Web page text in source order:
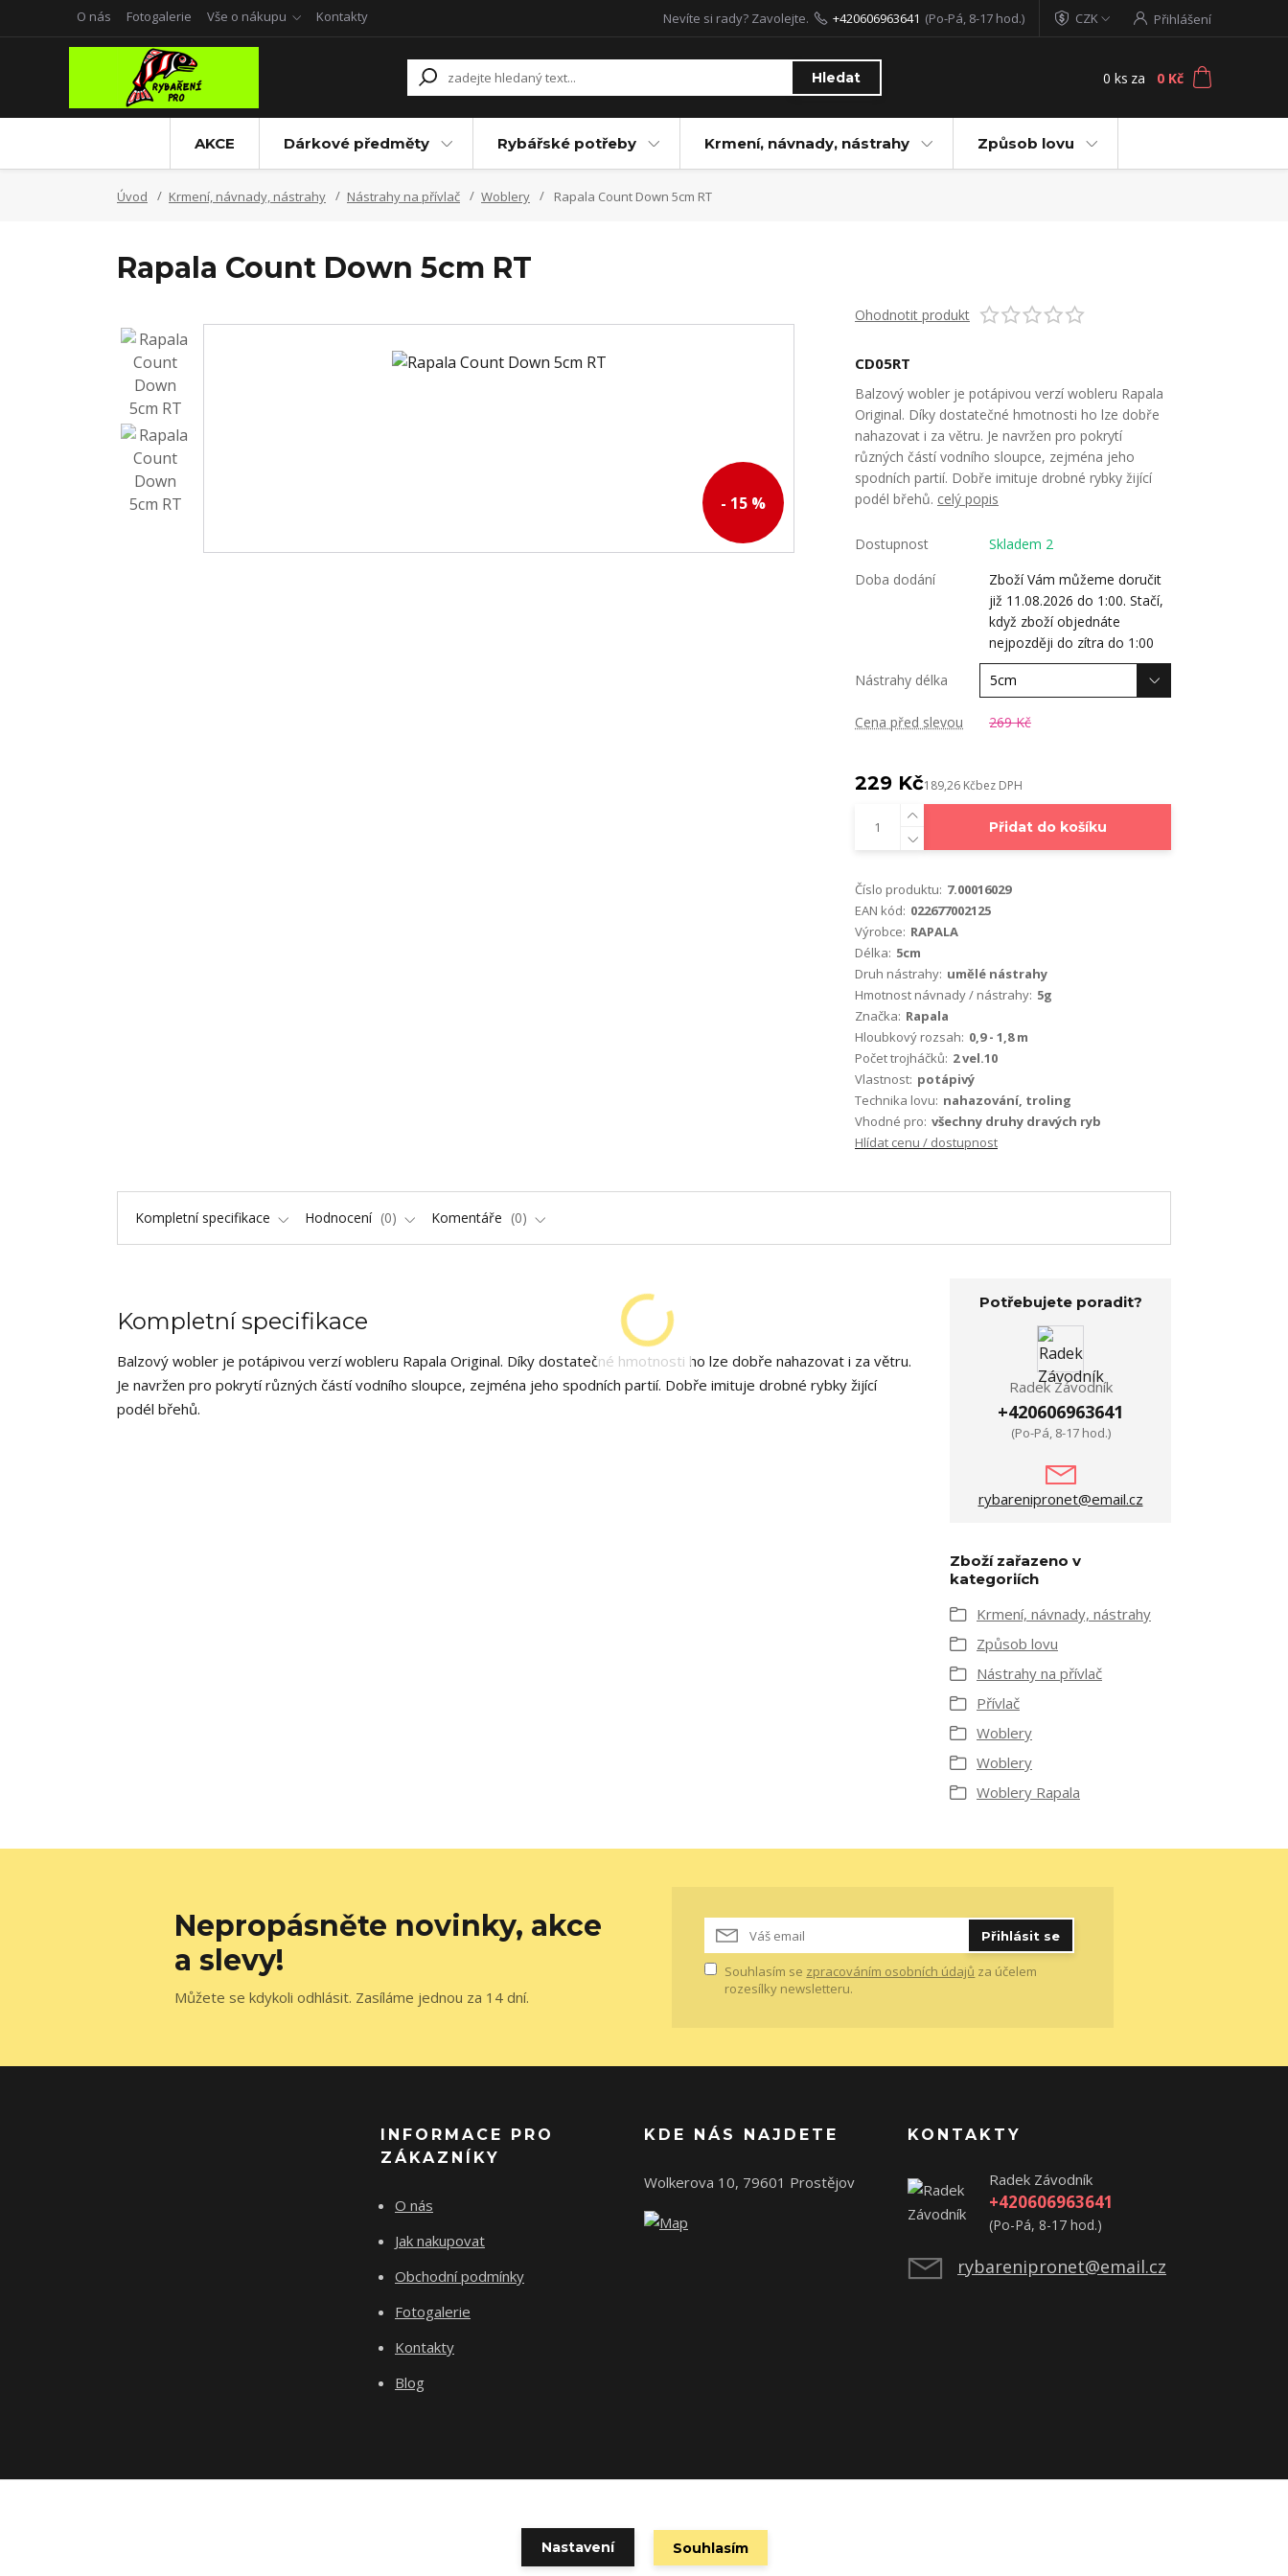
O nás Fotogalerie Vše o nákupu Kontakty CZK Přihlášení
Hledat
Nevíte si rady? Zavolejte. +420606963641 (Po-Pá, 8-17 hod.)
0 ks za 0 Kč
AKCE Dárkové předměty Rybářské potřeby Krmení, návnady, nástrahy Způsob lovu
Úvod Krmení, návnady, nástrahy Nástrahy na přívlač Woblery Rapala Count Down 5cm RT
Rapala Count Down 5cm RT
- 15 %
Ohodnotit produkt
CD05RT
Balzový wobler je potápivou verzí wobleru Rapala
Original. Díky dostatečné hmotnosti ho lze dobře
nahazovat i za větru. Je navržen pro pokrytí
různých částí vodního sloupce, zejména jeho
spodních partií. Dobře imituje drobné rybky žijící
podél břehů. celý popis
Dostupnost
Skladem 2
Doba dodání
Zboží Vám můžeme doručit
již 11.08.2026 do 1:00. Stačí,
když zboží objednáte
nejpozději do zítra do 1:00
Nástrahy délka
Cena před slevou 269 Kč
229 Kč189,26 Kčbez DPH
Přidat do košíku
Číslo produktu: 7.00016029
EAN kód: 022677002125
Výrobce: RAPALA
Délka: 5cm
Druh nástrahy: umělé nástrahy
Hmotnost návnady / nástrahy: 5g
Značka: Rapala
Hloubkový rozsah: 0,9 - 1,8 m
Počet trojháčků: 2 vel.10
Vlastnost: potápivý
Technika lovu: nahazování, troling
Vhodné pro: všechny druhy dravých ryb
Hlídat cenu / dostupnost
Kompletní specifikace Hodnocení 0 Komentáře 0
Kompletní specifikace
Balzový wobler je potápivou verzí wobleru Rapala Original. Díky dostatečné hmotnosti ho lze dobře nahazovat i za větru.
Je navržen pro pokrytí různých částí vodního sloupce, zejména jeho spodních partií. Dobře imituje drobné rybky žijící
podél břehů.
Potřebujete poradit?
Radek Závodník
+420606963641
(Po-Pá, 8-17 hod.)
rybarenipronet@email.cz
Zboží zařazeno v
kategoriích
Krmení, návnady, nástrahy
Způsob lovu
Nástrahy na přívlač
Přívlač
Woblery
Woblery
Woblery Rapala
Nepropásněte novinky, akce
a slevy!
Můžete se kdykoli odhlásit. Zasíláme jednou za 14 dní.
Přihlásit se
Souhlasím se zpracováním osobních údajů za účelem
rozesílky newsletteru.
INFORMACE PRO
ZÁKAZNÍKY
O nás
Jak nakupovat
Obchodní podmínky
Fotogalerie
Kontakty
Blog
KDE NÁS NAJDETE
Wolkerova 10, 79601 Prostějov
KONTAKTY
Radek Závodník
+420606963641
(Po-Pá, 8-17 hod.)
rybarenipronet@email.cz
test
Nastavení Souhlasím